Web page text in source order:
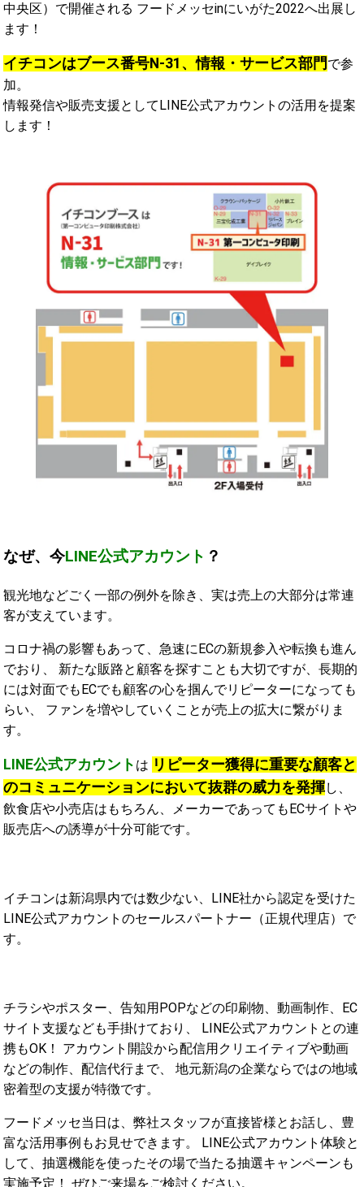
中央区）で開催される フードメッセinにいがた2022へ出展し
ます！
イチコンはブース番号N-31、情報・サービス部門 で参
加。
情報発信や販売支援としてLINE公式アカウントの活用を提案
します！
なぜ、今LINE公式アカウント ？
観光地などごく一部の例外を除き、実は売上の大部分は常連
客が支えています。
コロナ禍の影響もあって、急速にECの新規参入や転換も進ん
でおり、 新たな販路と顧客を探すことも大切ですが、長期的
には対面でもECでも顧客の心を掴んでリピーターになっても
らい、 ファンを増やしていくことが売上の拡大に繋がりま
す。
LINE公式アカウント は リピーター獲得に重要な顧客と
のコミュニケーションにおいて抜群の威力を発揮し、
飲食店や小売店はもちろん、メーカーであってもECサイトや
販売店への誘導が十分可能です。
イチコンは新潟県内では数少ない、LINE社から認定を受けた
LINE公式アカウントのセールスパートナー（正規代理店）で
す。
チラシやポスター、告知用POPなどの印刷物、動画制作、EC
サイト支援なども手掛けており、 LINE公式アカウントとの連
携もOK！ アカウント開設から配信用クリエイティブや動画
などの制作、配信代行まで、 地元新潟の企業ならではの地域
密着型の支援が特徴です。
フードメッセ当日は、弊社スタッフが直接皆様とお話し、豊
富な活用事例もお見せできます。 LINE公式アカウント体験と
して、抽選機能を使ったその場で当たる抽選キャンペーンも
実施予定！ ぜひご来場をご検討ください。